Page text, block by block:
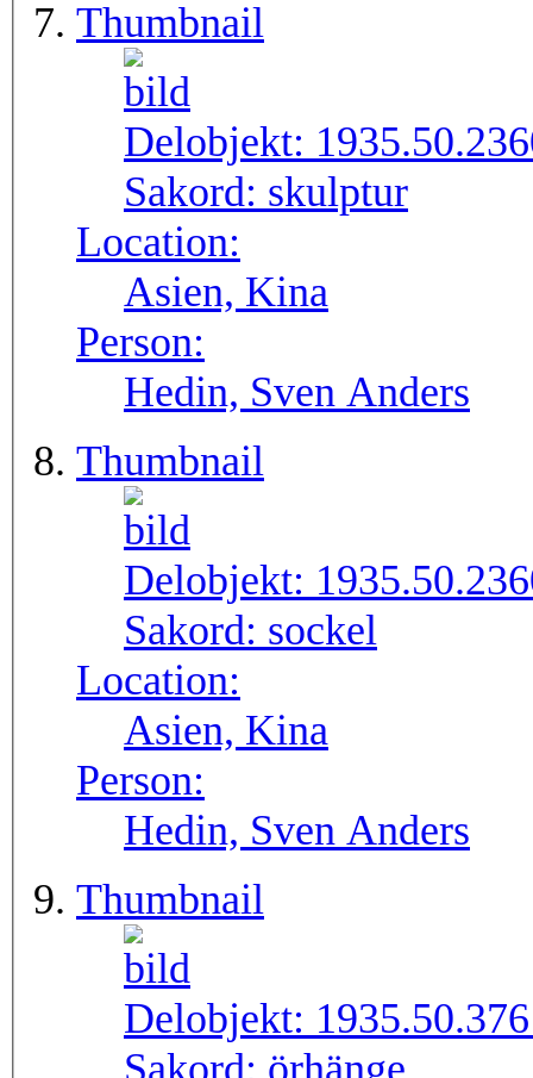
Thumbnail
Delobjekt:
Sakord: skulptur
Location:
Asien, Kina
Person:
Hedin, Sven Anders
Thumbnail
Delobjekt:
Sakord: sockel
Location:
Asien, Kina
Person:
Hedin, Sven Anders
Thumbnail
Delobjekt: